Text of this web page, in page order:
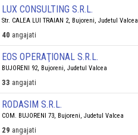
LUX CONSULTING S.R.L.
Str. CALEA LUI TRAIAN 2, Bujoreni, Judetul Valcea
40 angajati
EOS OPERAŢIONAL S.R.L.
BUJORENI 92, Bujoreni, Judetul Valcea
33 angajati
RODASIM S.R.L.
COM. BUJORENI 73, Bujoreni, Judetul Valcea
29 angajati